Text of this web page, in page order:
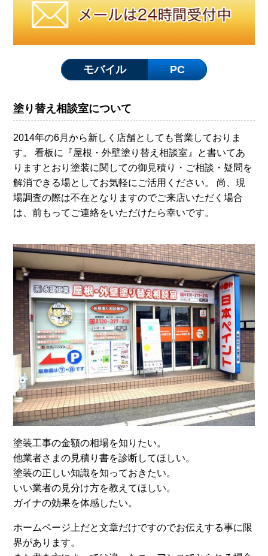
モバイル PC
塗り替え相談室について
2014年の6月から新しく店舗としても営業しておりま
す。 看板に『屋根・外壁塗り替え相談室』と書いてあ
りますとおり塗装に関しての御見積り・ご相談・疑問を
解消できる場としてお気軽にご活用ください。 尚、現
場調査の際は不在となりますのでご来店いただく場合
は、前もってご連絡をいただけたら幸いです。
塗装工事の金額の相場を知りたい。
他業者さまの見積り書を診断してほしい。
塗装の正しい知識を知っておきたい。
いい業者の見分け方を教えてほしい。
ガイナの効果を体感したい。
ホームページ上だと文章だけですのでお伝えする事に限
界があります。